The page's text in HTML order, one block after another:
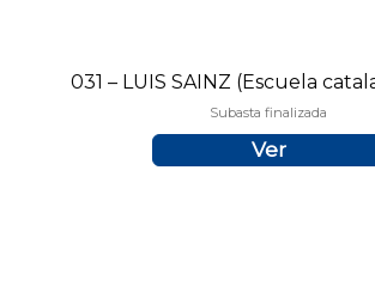
031 – LUIS SAINZ (Escuela
Subasta finalizada
Ver